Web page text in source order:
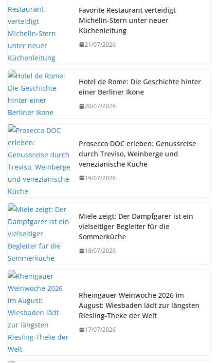
Favorite Restaurant verteidigt
Michelin-Stern unter neuer
Küchenleitung
21/07/2026
Hotel de Rome: Die Geschichte hinter
einer Berliner Ikone
20/07/2026
Prosecco DOC erleben: Genussreise
durch Treviso, Weinberge und
venezianische Küche
19/07/2026
Miele zeigt: Der Dampfgarer ist ein
vielseitiger Begleiter für die
Sommerküche
18/07/2026
Rheingauer Weinwoche 2026 im
August: Wiesbaden lädt zur längsten
Riesling-Theke der Welt
17/07/2026